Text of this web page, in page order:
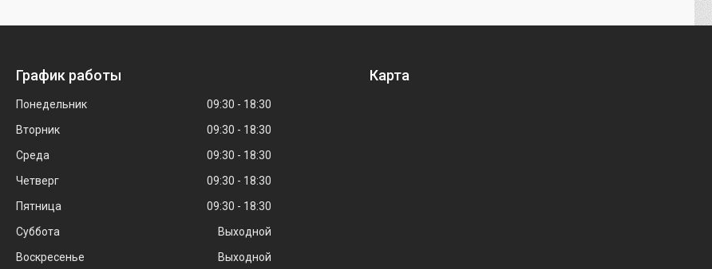
График работы
Понедельник 09:30
18:30
Вторник
09:30
18:30
Среда
09:30
18:30
Четверг
09:30
18:30
Пятница
09:30
18:30
Суббота
Выходной
Воскресенье
Выходной
Карта